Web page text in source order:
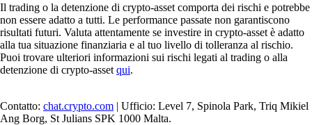
Il trading o la detenzione di crypto-asset comporta dei rischi e potrebbe
non essere adatto a tutti. Le performance passate non garantiscono
risultati futuri. Valuta attentamente se investire in crypto-asset è adatto
alla tua situazione finanziaria e al tuo livello di tolleranza al rischio.
Puoi trovare ulteriori informazioni sui rischi legati al trading o alla
detenzione di crypto-asset qui.
Contatto: chat.crypto.com | Ufficio: Level 7, Spinola Park, Triq Mikiel
Ang Borg, St Julians SPK 1000 Malta.